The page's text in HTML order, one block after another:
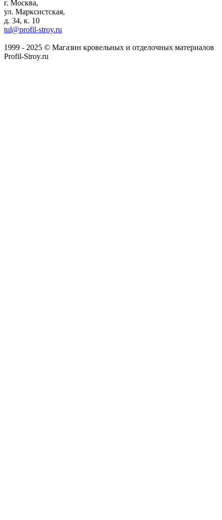
г. Москва,
ул. Марксистская,
д. 34, к. 10
tul@profil-stroy.ru
1999 - 2025 © Магазин кровельных и отделочных материалов
Profil-Stroy.ru